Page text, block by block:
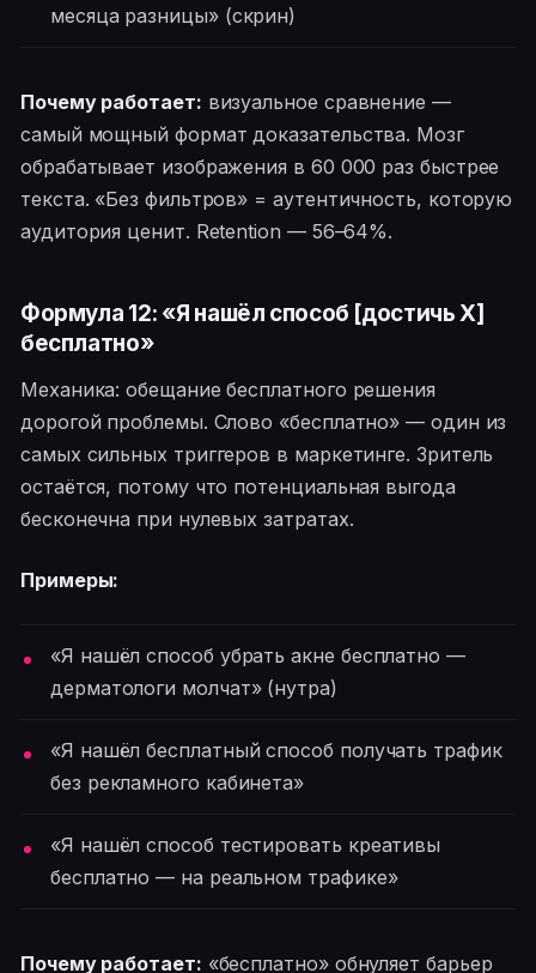
месяца разницы» (скрин)
Почему работает: визуальное сравнение —
самый мощный формат доказательства. Мозг
обрабатывает изображения в 60 000 раз быстрее
текста. «Без фильтров» = аутентичность, которую
аудитория ценит. Retention — 56–64%.
Формула 12: «Я нашёл способ [достичь X]
бесплатно»
Механика: обещание бесплатного решения
дорогой проблемы. Слово «бесплатно» — один из
самых сильных триггеров в маркетинге. Зритель
остаётся, потому что потенциальная выгода
бесконечна при нулевых затратах.
Примеры:
«Я нашёл способ убрать акне бесплатно —
дерматологи молчат» (нутра)
«Я нашёл бесплатный способ получать трафик
без рекламного кабинета»
«Я нашёл способ тестировать креативы
бесплатно — на реальном трафике»
Почему работает: «бесплатно» обнуляет барьер